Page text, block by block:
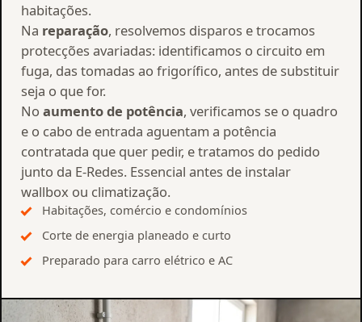
habitações.
Na reparação, resolvemos disparos e trocamos
protecções avariadas: identificamos o circuito em
fuga, das tomadas ao frigorífico, antes de substituir
seja o que for.
No aumento de potência, verificamos se o quadro
e o cabo de entrada aguentam a potência
contratada que quer pedir, e tratamos do pedido
junto da E-Redes. Essencial antes de instalar
wallbox ou climatização.
Habitações, comércio e condomínios
Corte de energia planeado e curto
Preparado para carro elétrico e AC